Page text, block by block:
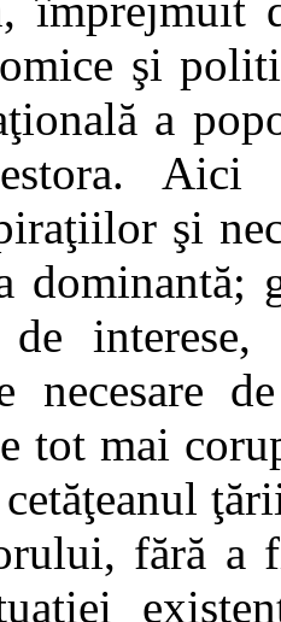
şi
a
şi
necesare
tot mai
fără a